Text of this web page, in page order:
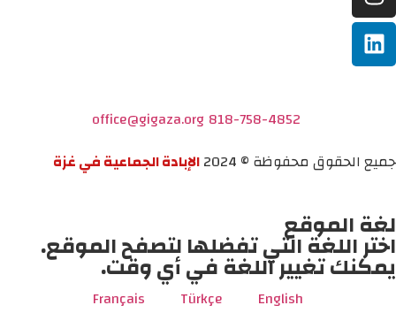
818-758-4852
office@gigaza.org
جميع الحقوق محفوظة © 2024
الإبادة الجماعية في غزة
لغة الموقع
اختر اللغة التي تفضلها لتصفح الموقع.
يمكنك تغيير اللغة في أي وقت.
English
Türkçe
Français